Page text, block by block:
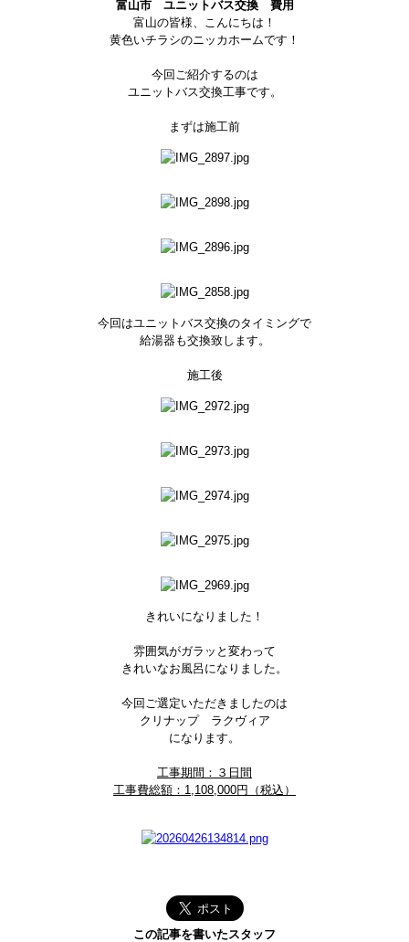
富山市 ユニットバス交換 費用
富山の皆様、こんにちは！
黄色いチラシのニッカホームです！
今回ご紹介するのは
ユニットバス交換工事です。
まずは施工前
今回はユニットバス交換のタイミングで
給湯器も交換致します。
施工後
きれいになりました！
雰囲気がガラッと変わって
きれいなお風呂になりました。
今回ご選定いただきましたのは
クリナップ ラクヴィア
になります。
工事期間：３日間
工事費総額：1,108,000円（税込）
この記事を書いたスタッフ